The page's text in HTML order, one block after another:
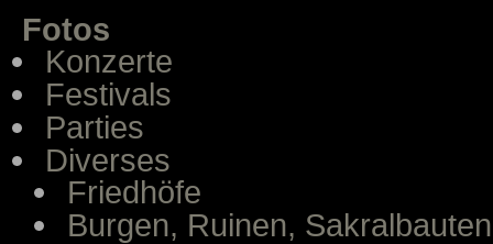
Fotos
Konzerte
Festivals
Parties
Diverses
Friedhöfe
Burgen, Ruinen, Sakralbauten